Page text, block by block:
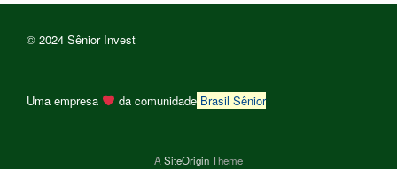
© 2024 Sênior Invest
Uma empresa da comunidadeBrasil Sênior
A SiteOriginTheme